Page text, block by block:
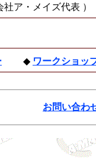
社ア・メイズ代表 ）
◆ ワークショッ
お問い合わ